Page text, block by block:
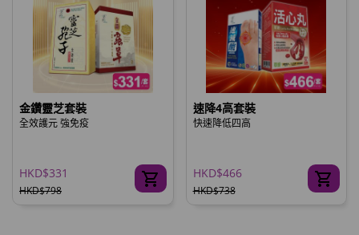
金鑽靈芝套裝
全效護元 強免疫
HKD$331
HKD$798
速降4高套裝
快速降低四高
HKD$466
HKD$738